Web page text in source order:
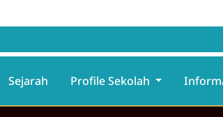
Sejarah Profile Sekolah